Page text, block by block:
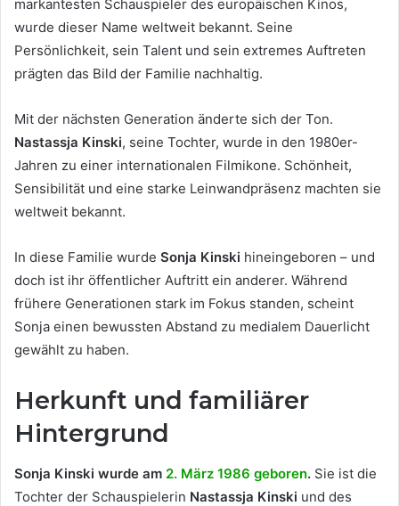
markantesten Schauspieler des europäischen Kinos,
wurde dieser Name weltweit bekannt. Seine
Persönlichkeit, sein Talent und sein extremes Auftreten
prägten das Bild der Familie nachhaltig.
Mit der nächsten Generation änderte sich der Ton.
Nastassja Kinski, seine Tochter, wurde in den 1980er-
Jahren zu einer internationalen Filmikone. Schönheit,
Sensibilität und eine starke Leinwandpräsenz machten sie
weltweit bekannt.
In diese Familie wurde Sonja Kinski hineingeboren – und
doch ist ihr öffentlicher Auftritt ein anderer. Während
frühere Generationen stark im Fokus standen, scheint
Sonja einen bewussten Abstand zu medialem Dauerlicht
gewählt zu haben.
Herkunft und familiärer
Hintergrund
Sonja Kinski wurde am 2. März 1986 geboren. Sie ist die
Tochter der Schauspielerin Nastassja Kinski und des